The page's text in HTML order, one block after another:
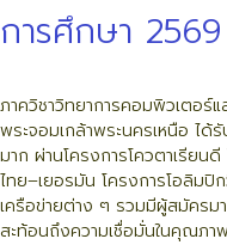
การศึกษา 2569
ภาควิชาวิทยาการคอมพิวเตอร์แ
พระจอมเกล้าพระนครเหนือ ได้
มาก ผ่านโครงการโควตาเรียน
ไทย–เยอรมัน โครงการโอลิมปิ
เครือข่ายต่าง ๆ รวมมีผู้สมัครม
สะท้อนถึงความเชื่อมั่นในคุณภา